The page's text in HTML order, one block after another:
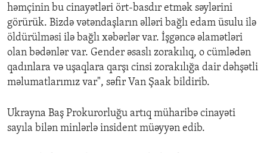
həmçinin bu cinayətləri ört-basdır etmək səylərini
görürük. Bizdə vətəndaşların əlləri bağlı edam üsulu ilə
öldürülməsi ilə bağlı xəbərlər var. İşgəncə əlamətləri
olan bədənlər var. Gender əsaslı zorakılıq, o cümlədən
qadınlara və uşaqlara qarşı cinsi zorakılığa dair dəhşətli
məlumatlarımız var", səfir Van Şaak bildirib.
Ukrayna Baş Prokurorluğu artıq müharibə cinayəti
sayıla bilən minlərlə insident müəyyən edib.